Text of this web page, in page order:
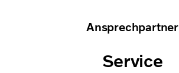
Ansprechpartner
Service